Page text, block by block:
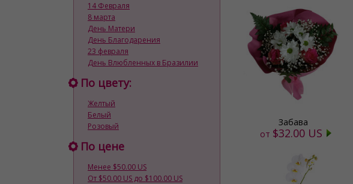
14 Февраля
8 марта
День Матери
День Благодарения
23 февраля
День Влюбленных в Бразилии
По цвету:
Желтый
Белый
Розовый
По цене
Менее $50.00 US
От $50.00 US до $100.00 US
Забава
от $32.00 US